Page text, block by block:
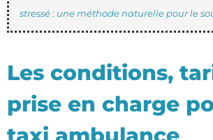
stressé : une méthode naturelle pour le
Les conditions,
prise en charge